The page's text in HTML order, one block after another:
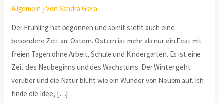
Allgemein / VonSandra Giera
Der Frühling hat begonnen und somit steht auch eine
besondere Zeit an: Ostern. Ostern ist mehr als nur ein Fest mit
freien Tagen ohne Arbeit, Schule und Kindergarten. Es ist eine
Zeit des Neubeginns und des Wachstums. Der Winter geht
vorüber und die Natur blüht wie ein Wunder von Neuem auf. Ich
finde die Idee, […]